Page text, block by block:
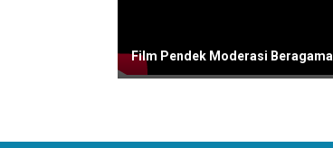
Film Pendek Moderasi Beragama